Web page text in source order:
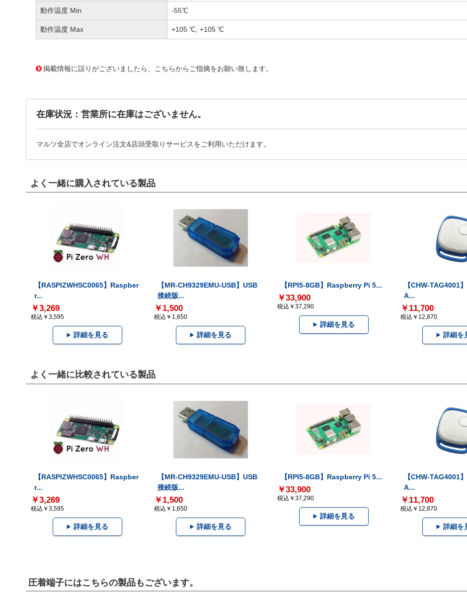
動作温度 Min -55℃
動作温度 Max +105 ℃, +105 ℃
掲載情報に誤りがございましたら、こちらからご指摘をお願い致します。
在庫状況：営業所に在庫はございません。
マルツ全店でオンライン注文&店頭受取りサービスをご利用いただけます。
よく一緒に購入されている製品
【RASPIZWHSC0065】Raspber
r...
￥3,269
税込￥3,595
詳細を見る
【MR-CH9329EMU-USB】USB
接続版...
￥1,500
税込￥1,650
詳細を見る
【RPI5-8GB】Raspberry Pi 5...
￥33,900
税込￥37,290
詳細を見る
【CHW-TAG4001
A...
￥11,700
税込￥12,870
詳細を
よく一緒に比較されている製品
【RASPIZWHSC0065】Raspber
r...
￥3,269
税込￥3,595
詳細を見る
【MR-CH9329EMU-USB】USB
接続版...
￥1,500
税込￥1,650
詳細を見る
【RPI5-8GB】Raspberry Pi 5...
￥33,900
税込￥37,290
詳細を見る
【CHW-TAG4001
A...
￥11,700
税込￥12,870
詳細を
圧着端子にはこちらの製品もございます。